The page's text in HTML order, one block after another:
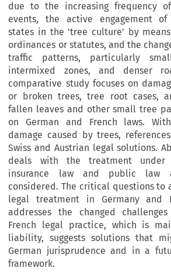
due to the increasing frequency
events, the active engagement of
states in the 'tree culture' by
ordinances or statutes, and the
traffic patterns, particularly
intermixed zones, and denser
comparative study focuses on
or broken trees, tree root cases,
fallen leaves and other small tree
on German and French laws.
damage caused by trees,
Swiss and Austrian legal solutions.
deals with the treatment
insurance law and public law
considered. The critical questions to
legal treatment in Germany and
addresses the changed
French legal practice, which is
liability, suggests solutions that
German jurisprudence and in a
framework.